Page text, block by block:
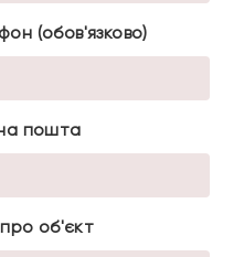
(обов'язково)
пошта
про об'єкт